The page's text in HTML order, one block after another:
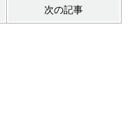
次の記事